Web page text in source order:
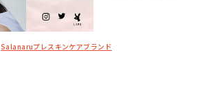
Salanaruプレスキンケアブランド